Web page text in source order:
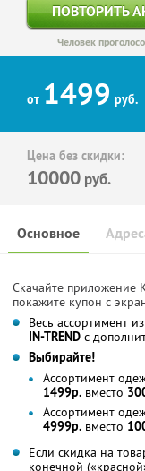
ПОВТОРИТЬ
Человек
от 1499 руб.
Цена без скидки:
10000 руб.
Основное
Скачайте приложение
покажите купон с
Весь ассортимент
IN-TREND с
Выбирайте!
Ассортимент
1499р. вместо
Ассортимент
4999р. вместо
Если скидка на
конечной